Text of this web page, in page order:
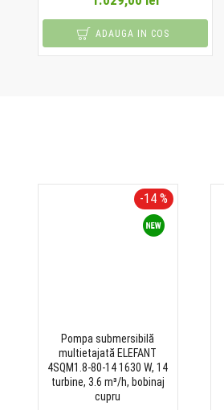
ADAUGA IN COS
-14 %
Pompa submersibilă
multietajată ELEFANT
4SQM1.8-80-14 1630 W, 14
turbine, 3.6 m³/h, bobinaj
cupru